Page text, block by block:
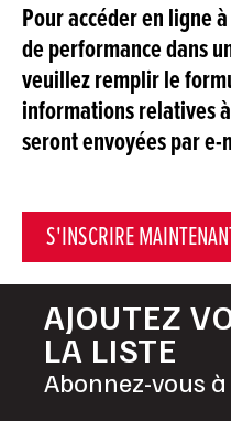
Pour accéder en ligne
de performance dans
veuillez remplir le
informations relatives
seront envoyées par
S'INSCRIRE
AJOUTEZ
LA LISTE
Abonnez-vous